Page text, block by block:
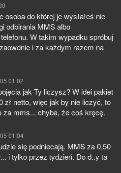
osoba do której je wysłałeś nie
odbirania MMS albo
W takim wypadku spróbuj
i za każdym razem na
01:02
jak Ty liczysz? W idei pakiet
zł netto, więc jak by nie liczyć, to
za mms... chyba, że coś kręcę.
01:04
się podniecają. MMS za 0,50
i tylko przez tydzień. Do d..y ta